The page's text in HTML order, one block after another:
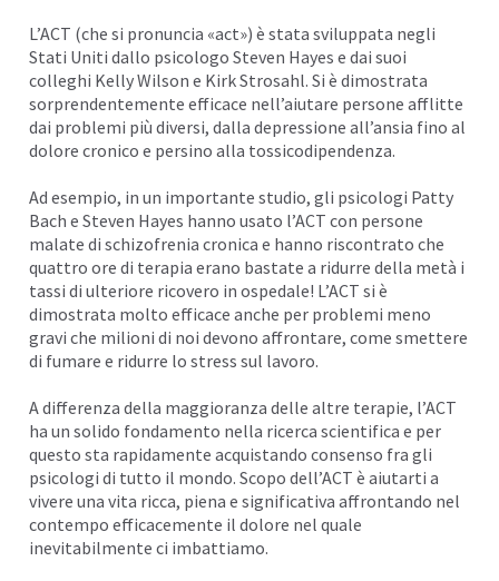
L’ACT (che si pronuncia «act») è stata sviluppata negli
Stati Uniti dallo psicologo Steven Hayes e dai suoi
colleghi Kelly Wilson e Kirk Strosahl. Si è dimostrata
sorprendentemente efficace nell’aiutare persone afflitte
dai problemi più diversi, dalla depressione all’ansia fino al
dolore cronico e persino alla tossicodipendenza.
Ad esempio, in un importante studio, gli psicologi Patty
Bach e Steven Hayes hanno usato l’ACT con persone
malate di schizofrenia cronica e hanno riscontrato che
quattro ore di terapia erano bastate a ridurre della metà i
tassi di ulteriore ricovero in ospedale! L’ACT si è
dimostrata molto efficace anche per problemi meno
gravi che milioni di noi devono affrontare, come smettere
di fumare e ridurre lo stress sul lavoro.
A differenza della maggioranza delle altre terapie, l’ACT
ha un solido fondamento nella ricerca scientifica e per
questo sta rapidamente acquistando consenso fra gli
psicologi di tutto il mondo. Scopo dell’ACT è aiutarti a
vivere una vita ricca, piena e significativa affrontando nel
contempo efficacemente il dolore nel quale
inevitabilmente ci imbattiamo.